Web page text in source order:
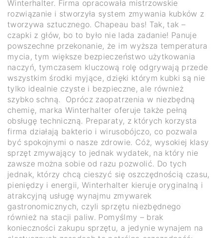
Winterhalter. Firma opracowała mistrzowskie
rozwiązanie i stworzyła system zmywania kubków z
tworzywa sztucznego. Chapeau bas! Tak, tak –
czapki z głów, bo to było nie lada zadanie! Panuje
powszechne przekonanie, że im wyższa temperatura
mycia, tym większe bezpieczeństwo użytkowania
naczyń, tymczasem kluczową rolę odgrywają przede
wszystkim środki myjące, dzięki którym kubki są nie
tylko idealnie czyste i bezpieczne, ale również
szybko schną. Oprócz zaopatrzenia w niezbędną
chemię, marka Winterhalter oferuje także pełną
obsługę techniczną. Preparaty, z których korzysta
firma działają bakterio i wirusobójczo, co pozwala
być spokojnymi o nasze zdrowie. Cóż, wysokiej klasy
sprzęt zmywający to jednak wydatek, na który nie
zawsze można sobie od razu pozwolić. Do tych
jednak, którzy chcą cieszyć się oszczędnością czasu,
pieniędzy i energii, Winterhalter kieruje oryginalną i
atrakcyjną usługę wynajmu zmywarek
gastronomicznych, czyli sprzętu niezbędnego
również na stacji paliw. Pomyślmy – brak
konieczności zakupu sprzętu, a jedynie wynajem na